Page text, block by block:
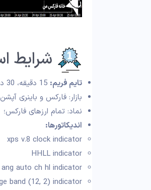
شرایط
تایم فریم:
بازار: فارکس و باینری
نماد: تمام ارزهای فارکس؛
اندیکاتورها:
xps v.8 clock indicator
HHLL indicator
ang auto ch hl indicator
band (12, 2) indicator